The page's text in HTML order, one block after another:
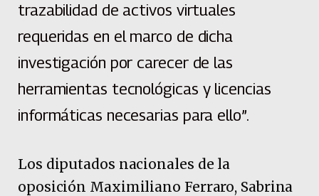
trazabilidad de activos virtuales
requeridas en el marco de dicha
investigación por carecer de las
herramientas tecnológicas y licencias
informáticas necesarias para ello”.
Los diputados nacionales de la
oposición Maximiliano Ferraro, Sabrina